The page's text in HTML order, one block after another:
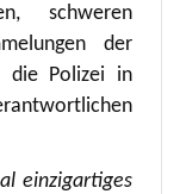
schweren
der
die Polizei in
einzigartiges